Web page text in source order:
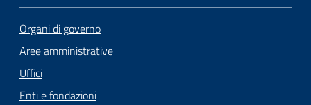
r
s
m
o
Organi di governo
Aree amministrative
Uffici
Enti e fondazioni